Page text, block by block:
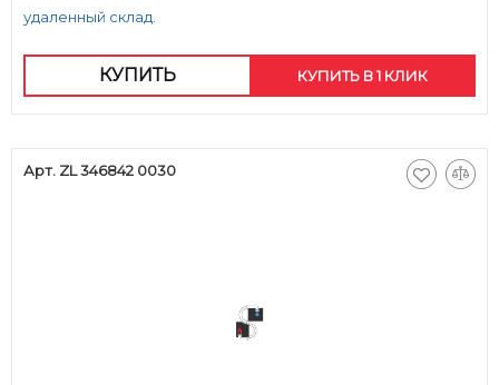
удаленный склад.
КУПИТЬ КУПИТЬ В 1 КЛИК
Арт. ZL 346842 0030